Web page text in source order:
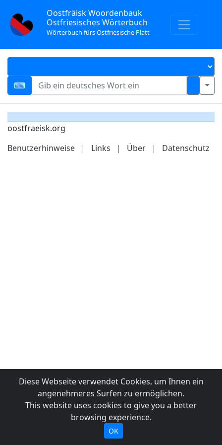
Oostfräisk Woordenbauk
Ostfriesisches Wörterbuch
Wörterbuch fürs Ostfriesische Platt
oostfraeisk.org
Benutzerhinweise
| Links | Über | Datenschutz
Diese Webseite verwendet Cookies, um Ihnen ein
angenehmeres Surfen zu ermöglichen.
This website uses cookies to give you a better
browsing experience.
OK